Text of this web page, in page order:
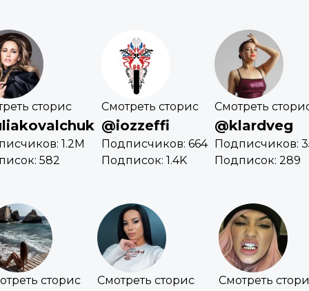
сторис
1.2M
582
Смотреть сторис
@iozzeffi
Подписчиков: 664
Подписок: 1.4K
Смотреть
@klardveg
Подписчиков:
Подписок: 289
сторис Смотреть сторис Смотреть